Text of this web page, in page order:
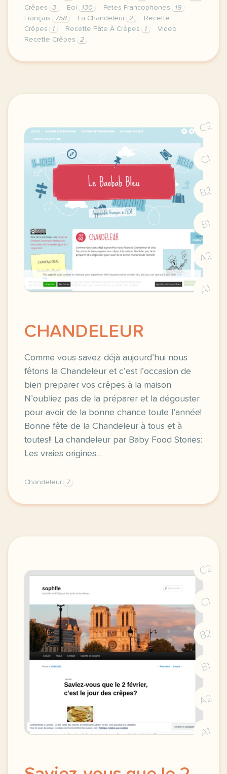
Crêpes
3 Eoi 130 Fetes Francophones
19
Français
758 La Chandeleur 2
Recette
Crêpes
1 Recette Pâte À Crêpes 1
Vidéo
Recette Crêpes
2
image canva comaujourd hui 2 fevrier c est la
C2
C1
B2
B1
A2
A1
CHANDELEUR
Comme vous savez déjà aujourd’hui nous
fêtons la Chandeleur et c’est l’occasion de
bien preparer vos crêpes à la maison.
N’oubliez pas de la préparer et la dégouster
pour avoir de la bonne chance toute l’année!
Bonne fête de la Chandeleur à tous et à
toutes!! La chandeleur par Baby Food Stories:
Les vraies origines…
Chandeleur 7
image http www formatage orgcomme vous
C2
C1
B2
B1
A2
A1